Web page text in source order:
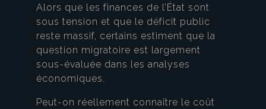
Alors que les finances de l’État sont
sous tension et que le déficit public
reste massif, certains estiment que la
question migratoire est largement
sous-évaluée dans les analyses
économiques.
Peut-on réellement connaître le coût